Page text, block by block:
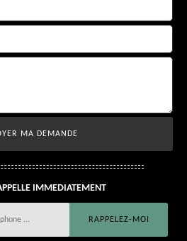
IMMEDIATEMENT